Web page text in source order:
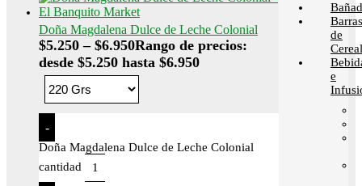
Doña Magdalena Dulce de Leche Colonial
$5.250 – $6.950Rango de precios:
desde $5.250 hasta $6.950
-
Doña Magdalena Dulce de Leche Colonial
cantidad
Barras
de
e